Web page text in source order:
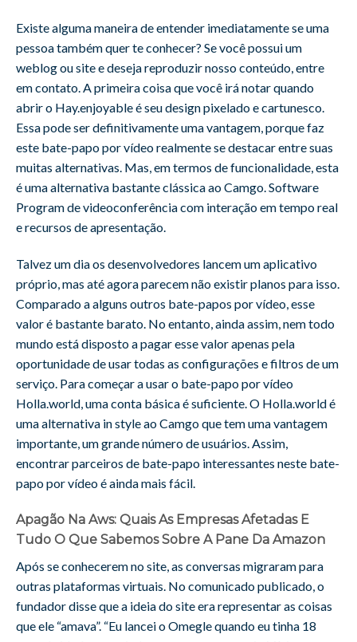
Existe alguma maneira de entender imediatamente se uma
pessoa também quer te conhecer? Se você possui um
weblog ou site e deseja reproduzir nosso conteúdo, entre
em contato. A primeira coisa que você irá notar quando
abrir o Hay.enjoyable é seu design pixelado e cartunesco.
Essa pode ser definitivamente uma vantagem, porque faz
este bate-papo por vídeo realmente se destacar entre suas
muitas alternativas. Mas, em termos de funcionalidade, esta
é uma alternativa bastante clássica ao Camgo. Software
Program de videoconferência com interação em tempo real
e recursos de apresentação.
Talvez um dia os desenvolvedores lancem um aplicativo
próprio, mas até agora parecem não existir planos para isso.
Comparado a alguns outros bate-papos por vídeo, esse
valor é bastante barato. No entanto, ainda assim, nem todo
mundo está disposto a pagar esse valor apenas pela
oportunidade de usar todas as configurações e filtros de um
serviço. Para começar a usar o bate-papo por vídeo
Holla.world, uma conta básica é suficiente. O Holla.world é
uma alternativa in style ao Camgo que tem uma vantagem
importante, um grande número de usuários. Assim,
encontrar parceiros de bate-papo interessantes neste bate-
papo por vídeo é ainda mais fácil.
Apagão Na Aws: Quais As Empresas Afetadas E
Tudo O Que Sabemos Sobre A Pane Da Amazon
Após se conhecerem no site, as conversas migraram para
outras plataformas virtuais. No comunicado publicado, o
fundador disse que a ideia do site era representar as coisas
que ele “amava”. “Eu lancei o Omegle quando eu tinha 18